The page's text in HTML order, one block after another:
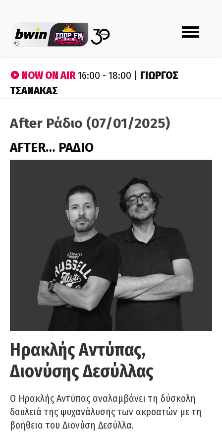
Toggle
navigation
NOW ON AIR16:00 - 18:00 | ΓΙΩΡΓΟΣ
ΤΣΑΝΑΚΑΣ
After Ράδιο (07/01/2025)
AFTER… ΡΑΔΙΟ
Ηρακλής Αντύπας,
Διονύσης Δεσύλλας
Ο Ηρακλής Αντύπας αναλαμβάνει τη δύσκολη
δουλειά της ψυχανάλυσης των ακροατών με τη
βοήθεια του Διονύση Δεσύλλα.